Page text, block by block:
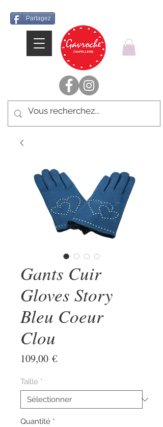
Partagez
Gants Cuir
Gloves Story
Bleu Coeur
Clou
109,00 €Prix
Taille *
Quantité *